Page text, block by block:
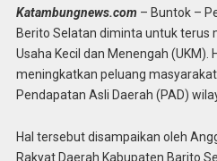
Katambungnews.com – Buntok –
Berito Selatan diminta untuk terus
Usaha Kecil dan Menengah (UKM).
meningkatkan peluang
Pendapatan Asli Daerah (PAD)
Hal tersebut disampaikan oleh
Rakyat Daerah Kabupaten Barito